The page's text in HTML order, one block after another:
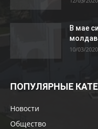
В мае
10/03/
ПОПУЛЯРНЫЕ
Новости
Общество